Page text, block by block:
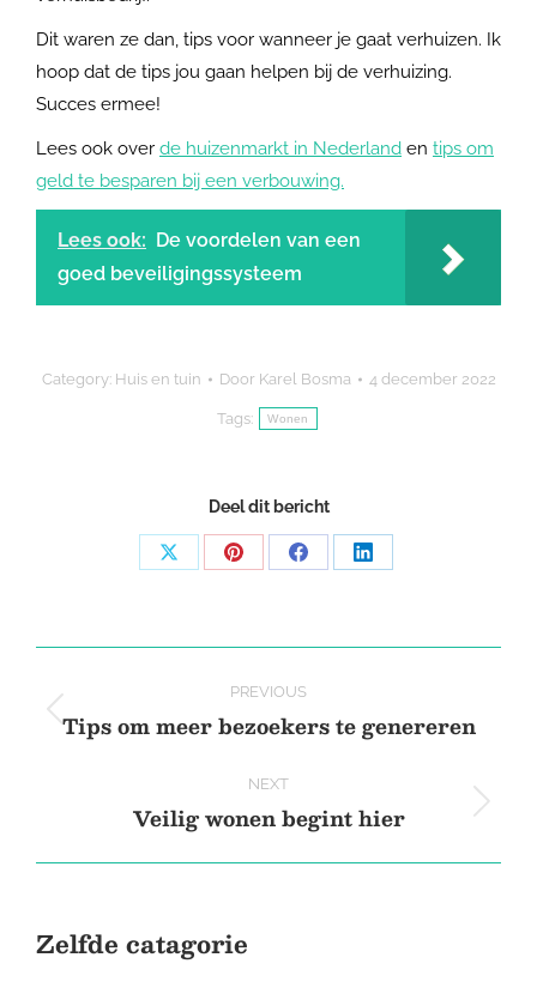
Dit waren ze dan, tips voor wanneer je gaat verhuizen. Ik
hoop dat de tips jou gaan helpen bij de verhuizing.
Succes ermee!
Lees ook over de huizenmarkt in Nederland en tips om
geld te besparen bij een verbouwing.
Lees ook: De voordelen van een
goed beveiligingssysteem
Category: Huis en tuin Door Karel Bosma 4 december 2022
Tags: Wonen
Deel dit bericht
Share Share Share Share
navigation
PREVIOUS
Previous
Tips om meer bezoekers te genereren
NEXT
Next
Veilig wonen begint hier
Zelfde catagorie